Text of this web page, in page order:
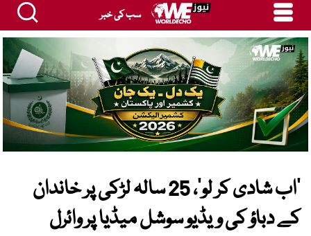
سب کی خبر
’اب شادی کر لو‘، 25 سالہ لڑکی پر خاندان
کے دباؤ کی ویڈیو سوشل میڈیا پر وائرل